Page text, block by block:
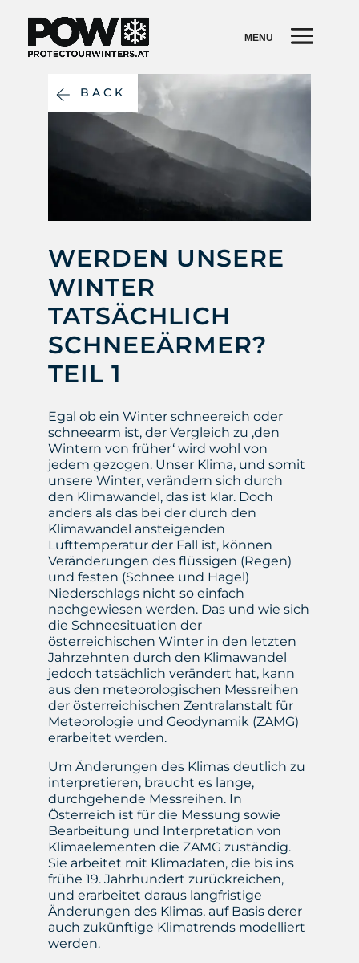
BACK
WERDEN UNSERE
WINTER
TATSÄCHLICH
SCHNEEÄRMER?
TEIL 1
Egal ob ein Winter schneereich oder
schneearm ist, der Vergleich zu ‚den
Wintern von früher‘ wird wohl von
jedem gezogen. Unser Klima, und somit
unsere Winter, verändern sich durch
den Klimawandel, das ist klar. Doch
anders als das bei der durch den
Klimawandel ansteigenden
Lufttemperatur der Fall ist, können
Veränderungen des flüssigen (Regen)
und festen (Schnee und Hagel)
Niederschlags nicht so einfach
nachgewiesen werden. Das und wie sich
die Schneesituation der
österreichischen Winter in den letzten
Jahrzehnten durch den Klimawandel
jedoch tatsächlich verändert hat, kann
aus den meteorologischen Messreihen
der österreichischen Zentralanstalt für
Meteorologie und Geodynamik (ZAMG)
erarbeitet werden.
Um Änderungen des Klimas deutlich zu
interpretieren, braucht es lange,
durchgehende Messreihen. In
Österreich ist für die Messung sowie
Bearbeitung und Interpretation von
Klimaelementen die ZAMG zuständig.
Sie arbeitet mit Klimadaten, die bis ins
frühe 19. Jahrhundert zurückreichen,
und erarbeitet daraus langfristige
Änderungen des Klimas, auf Basis derer
auch zukünftige Klimatrends modelliert
werden.